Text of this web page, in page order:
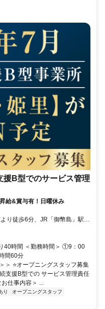
援B型でのサービス管理
給&賞与有！日曜休み
り徒歩6分、JR「御幣島」駅よ
分
40時間 ＜勤務時間＞ ①9：00
間60分
＞ ⭐オープニングスタッフ募集
B型での サービス管理責任
事内容＞ ...
り
オープニングスタッフ